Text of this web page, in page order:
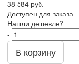
38 584 руб.
Доступен для заказа
Нашли дешевле?
-
В корзину